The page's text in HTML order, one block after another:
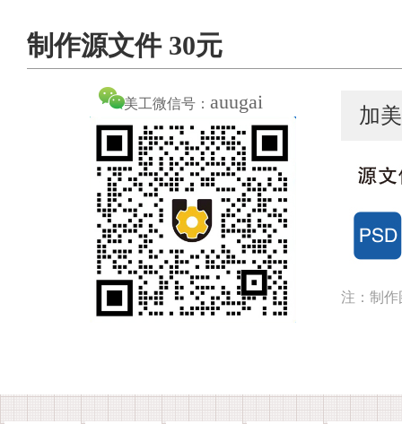
制作源文件 30元
美工微信号： auugai
加
注：制作